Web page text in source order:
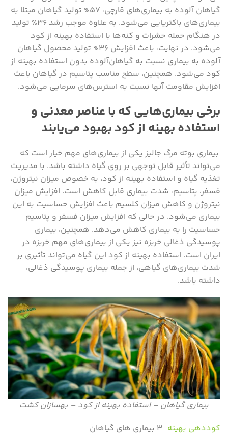
گیاهان آلوده به بیماری‌های قارچی، ۵۷% تولید گیاهان مبتلا به
بیماری‌های باکتریایی می‌شود. به علاوه موجب رشد ۳۶% تولید
در هنگام حمله حشرات و کنه‌ها با استفاده بهینه از کود
می‌شود. در نهایت، باعث افزایش ۳۶%‌ تولید محصول گیاهان
آلوده به بیماری‌ نسبت به گیاهان‌آلوده بدون استفاده بهینه از
کود می‌شود. همچنین، سطح مناسب پتاسیم در گیاهان باعث
افزایش مقاومت آنها نسبت به استرس‌های سرمایی می‌شود.
برخی بیماری‌هایی که با عناصر معدنی و
استفاده بهینه از کود بهبود می‌یابند
بیماری بوته مرگ جالیز یکی از بیماری‌های مهم خیار است که
می‌تواند تأثیر قابل توجهی بر روی گیاه داشته باشد. با مدیریت
تغذیه گیاه و استفاده بهینه از کود، به خصوص میزان نیتروژن،
فسفر، پتاسیم، شدت بیماری قابل کاهش است. افزایش میزان
نیتروژن و کاهش میزان کلسیم باعث افزایش حساسیت به این
بیماری می‌شود. در حالی که افزایش میزان فسفر و پتاسیم
حساسیت را به بیماری کاهش می‌دهد. همچنین، بیماری
پوسیدگی ذغالی خربزه نیز یکی از بیماری‌های مهم خربزه در
ایران است. استفاده بهینه از کود این گیاه می‌تواند تأثیری بر
شدت بیماری‌های گیاهی، از جمله بیماری پوسیدگی ذغالی،
داشته باشد.
بیماری گیاهان – استفاده بهینه از کود – بهسازان کشت
کوددهی بهینه ۳ بیماری های گیاهان